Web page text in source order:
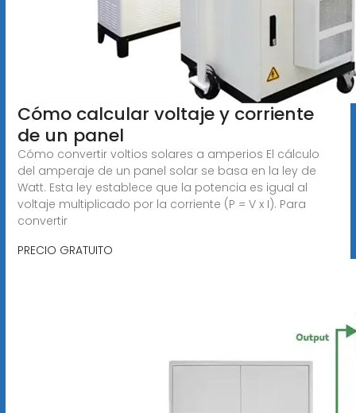
Cómo calcular voltaje y corriente
de un panel
Cómo convertir voltios solares a amperios El cálculo
del amperaje de un panel solar se basa en la ley de
Watt. Esta ley establece que la potencia es igual al
voltaje multiplicado por la corriente (P = V x I). Para
convertir
PRECIO GRATUITO